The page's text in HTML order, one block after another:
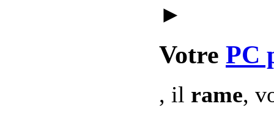
►
Votre PC
, il rame,